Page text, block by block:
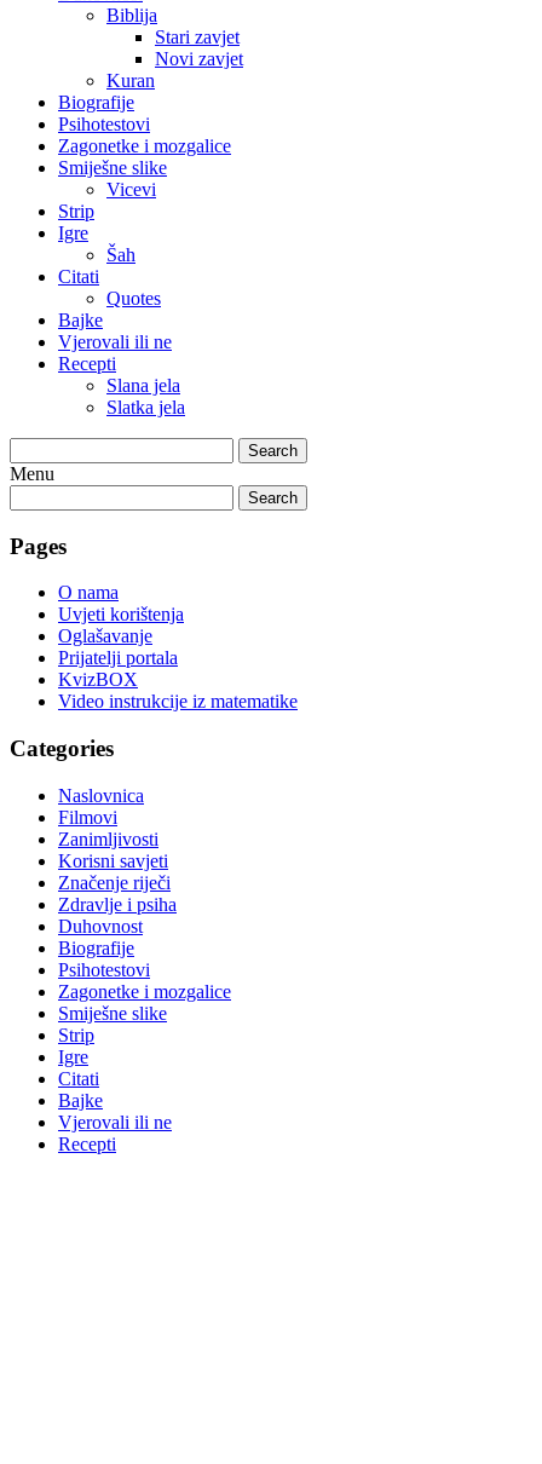
Biblija
Stari zavjet
Novi zavjet
Kuran
Biografije
Psihotestovi
Zagonetke i mozgalice
Smiješne slike
Vicevi
Strip
Igre
Šah
Citati
Quotes
Bajke
Vjerovali ili ne
Recepti
Slana jela
Slatka jela
Search
Menu
Search
Pages
O nama
Uvjeti korištenja
Oglašavanje
Prijatelji portala
KvizBOX
Video instrukcije iz matematike
Categories
Naslovnica
Filmovi
Zanimljivosti
Korisni savjeti
Značenje riječi
Zdravlje i psiha
Duhovnost
Biografije
Psihotestovi
Zagonetke i mozgalice
Smiješne slike
Strip
Igre
Citati
Bajke
Vjerovali ili ne
Recepti